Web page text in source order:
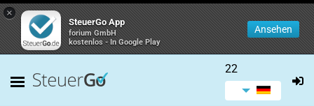
×
SteuerGo App
forium GmbH
kostenlos - In Google Play
Ansehen
22